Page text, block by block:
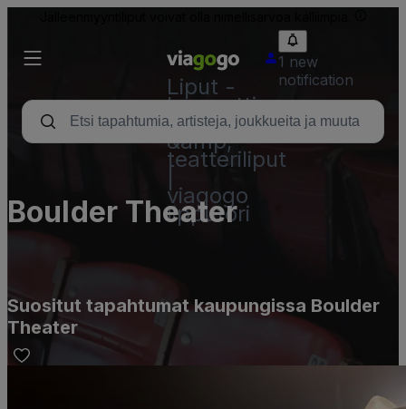
Liput -
konsertti,
urheilu
&amp;
teatteriliput
viagogo
lipputori
1 new
notification
Boulder Theater
Suositut tapahtumat kaupungissa Boulder
Theater